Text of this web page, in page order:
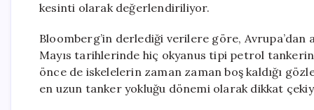
kesinti olarak değerlendiriliyor.
Bloomberg’in derlediği verilere göre, Avrupa’dan
Mayıs tarihlerinde hiç okyanus tipi petrol
önce de iskelelerin zaman zaman boş kaldığı
en uzun tanker yokluğu dönemi olarak dikkat